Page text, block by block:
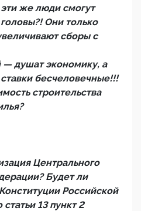
же люди смогут
Они только
сборы с
душат экономику, а
бесчеловечные!!!
строительства
Центрального
Будет ли
Российской
13 пункт 2